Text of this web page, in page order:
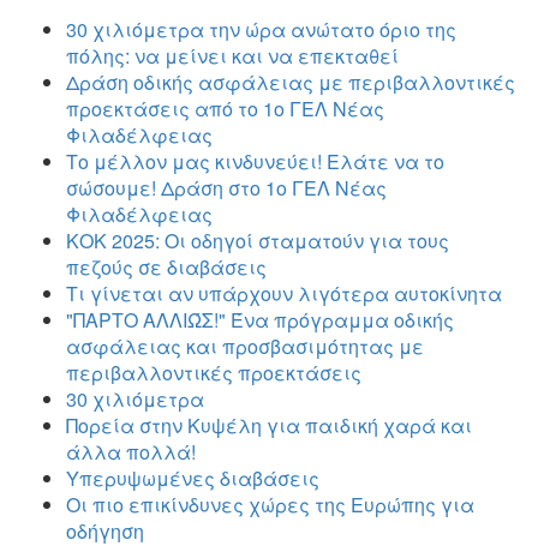
30 χιλιόμετρα την ώρα ανώτατο όριο της
πόλης: να μείνει και να επεκταθεί
Δράση οδικής ασφάλειας με περιβαλλοντικές
προεκτάσεις από το 1ο ΓΕΛ Νέας
Φιλαδέλφειας
Το μέλλον μας κινδυνεύει! Ελάτε να το
σώσουμε! Δράση στο 1ο ΓΕΛ Νέας
Φιλαδέλφειας
ΚΟΚ 2025: Οι οδηγοί σταματούν για τους
πεζούς σε διαβάσεις
Τι γίνεται αν υπάρχουν λιγότερα αυτοκίνητα
"ΠΑΡΤΟ ΑΛΛΙΏΣ!" Ένα πρόγραμμα οδικής
ασφάλειας και προσβασιμότητας με
περιβαλλοντικές προεκτάσεις
30 χιλιόμετρα
Πορεία στην Κυψέλη για παιδική χαρά και
άλλα πολλά!
Υπερυψωμένες διαβάσεις
Οι πιο επικίνδυνες χώρες της Ευρώπης για
οδήγηση